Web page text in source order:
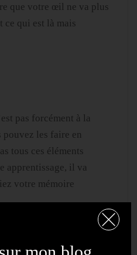
que votre œil ne va plus
ce qui est là mais
pas forcément à la
les faire en
tous ces éléments
apprentissage, il va
votre mémoire